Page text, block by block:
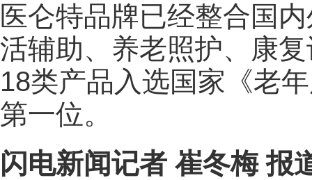
医仑特品牌已经整合国
活辅助、养老照护、康
18类产品入选国家《老
第一位。
闪电新闻记者 崔冬梅 报